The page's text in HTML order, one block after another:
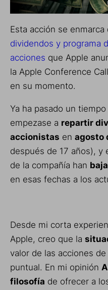
Esta acción se enmarca
dividendos y programa
acciones que Apple
la Apple Conference
en su momento.
Ya ha pasado un
empezase a repartir
accionistas en agosto
después de 17 años), y
de la compañía han
en esas fechas a los
Desde mi corta
Apple, creo que la
valor de las acciones
puntual. En mi opinión
filosofía de ofrecer a